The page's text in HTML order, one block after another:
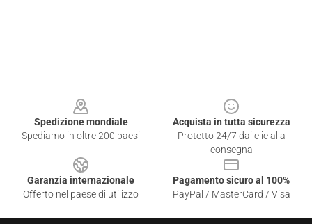
Spedizione mondiale
Spediamo in oltre 200 paesi
Acquista in tutta sicurezza
Protetto 24/7 dai clic alla
consegna
Garanzia internazionale
Offerto nel paese di utilizzo
Pagamento sicuro al 100%
PayPal / MasterCard / Visa